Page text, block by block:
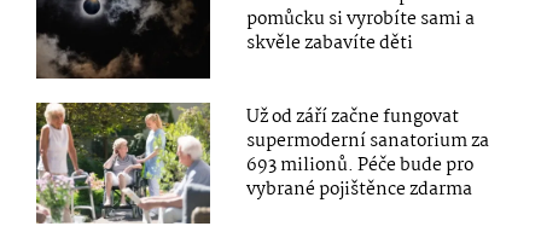
pomůcku si vyrobíte sami a
skvěle zabavíte děti
Už od září začne fungovat
supermoderní sanatorium za
693 milionů. Péče bude pro
vybrané pojištěnce zdarma